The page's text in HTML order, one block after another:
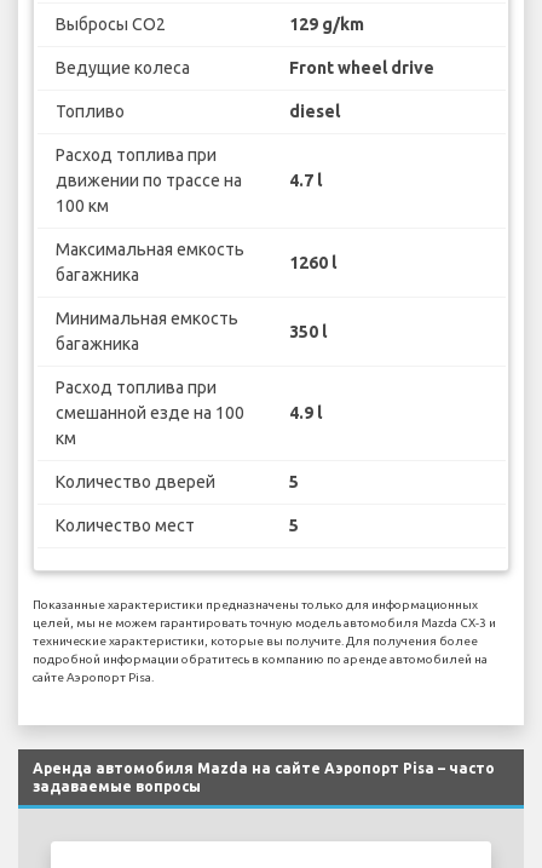
Выбросы CO2 129 g/km
Ведущие колеса Front wheel drive
Топливо diesel
Расход топлива при
движении по трассе на
100 км
4.7 l
Максимальная емкость
багажника
1260 l
Минимальная емкость
багажника
350 l
Расход топлива при
смешанной езде на 100
км
4.9 l
Количество дверей 5
Количество мест 5
Показанные характеристики предназначены только для информационных
целей, мы не можем гарантировать точную модель автомобиля Mazda CX-3 и
технические характеристики, которые вы получите. Для получения более
подробной информации обратитесь в компанию по аренде автомобилей на
сайте Аэропорт Pisa.
Аренда автомобиля Mazda на сайте Аэропорт Pisa – часто
задаваемые вопросы